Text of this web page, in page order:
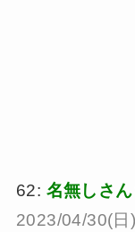
62: 名無しさ
2023/04/30(